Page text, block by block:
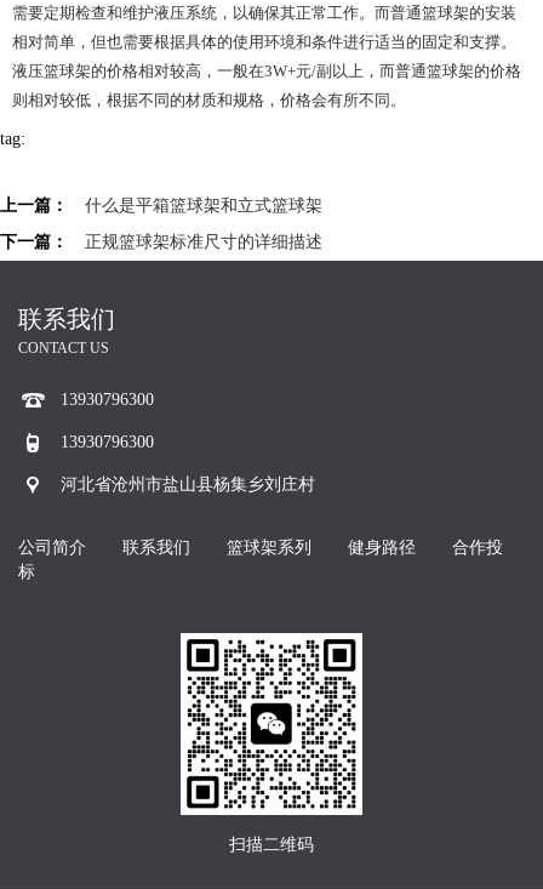
需要定期检查和维护液压系统，以确保其正常工作。而普通篮球架的安装
相对简单，但也需要根据具体的使用环境和条件进行适当的固定和支撑。
液压篮球架的价格相对较高，一般在3W+元/副以上，而普通篮球架的价格
则相对较低，根据不同的材质和规格，价格会有所不同。
tag:
上一篇：
什么是平箱篮球架和立式篮球架
下一篇：
正规篮球架标准尺寸的详细描述
联系我们
CONTACT US
13930796300
13930796300
河北省沧州市盐山县杨集乡刘庄村
公司简介 联系我们 篮球架系列 健身路径
合作投
标
扫描二维码